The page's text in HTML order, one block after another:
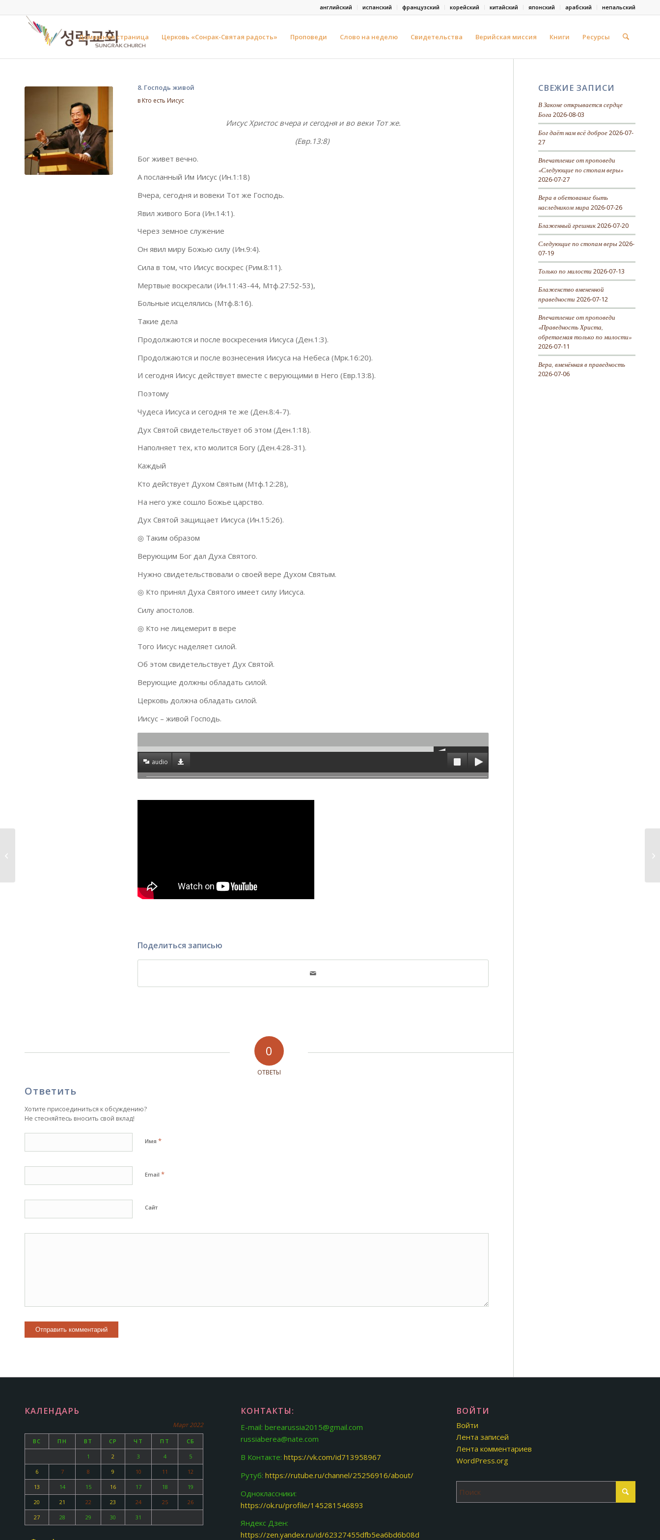
английский испанский французский корейский китайский японский арабский непальский
Домашняя страница Церковь «Сонрак-Святая радость» Проповеди Слово на неделю Свидетельства Верийская миссия Книги Ресурсы
8. Господь живой
в Кто есть Иисус
Иисус Христосвчера и сегодня и во веки Тотже.
(Евр.13:8)
Бог живет вечно.
А посланный Им Иисус (Ин.1:18)
Вчера, сегодня и вовеки Тот же Господь.
Явил живого Бога (Ин.14:1).
Через земное служение
Он явил миру Божью силу (Ин.9:4).
Сила в том, что Иисус воскрес (Рим.8:11).
Мертвые воскресали (Ин.11:43-44, Мтф.27:52-53),
Больные исцелялись (Мтф.8:16).
Такие дела
Продолжаются и после воскресения Иисуса (Ден.1:3).
Продолжаются и после вознесения Иисуса на Небеса (Мрк.16:20).
И сегодня Иисус действует вместе с верующими в Него (Евр.13:8).
Поэтому
Чудеса Иисуса и сегодня те же (Ден.8:4-7).
Дух Святой свидетельствует об этом (Ден.1:18).
Наполняет тех, кто молится Богу (Ден.4:28-31).
Каждый
Кто действует Духом Святым (Мтф.12:28),
На него уже сошло Божье царство.
Дух Святой защищает Иисуса (Ин.15:26).
◎ Таким образом
Верующим Бог дал Духа Святого.
Нужно свидетельствовали о своей вере Духом Святым.
◎ Кто принял Духа Святого имеет силу Иисуса.
Силу апостолов.
◎ Кто не лицемерит в вере
Того Иисус наделяет силой.
Об этом свидетельствует Дух Святой.
Верующие должны обладать силой.
Церковь должна обладать силой.
Иисус – живой Господь.
audio
Поделиться записью
0
ОТВЕТЫ
Ответить
Хотите присоединиться к обсуждению?
Не стесняйтесь вносить свой вклад!
Имя *
Email *
Сайт
СВЕЖИЕ ЗАПИСИ
В Законе открывается сердце
Бога 2026-08-03
Бог даёт нам всё доброе2026-07-
27
Впечатление от проповеди
«Следующие по стопам веры»
2026-07-27
Вера в обетование быть
наследником мира 2026-07-26
Блаженный грешник2026-07-20
Следующие по стопам веры2026-
07-19
Только по милости 2026-07-13
Блаженство вмененной
праведности 2026-07-12
Впечатление от проповеди
«Праведность Христа,
обретаемая только по милости»
2026-07-11
Вера, вменённая в праведность
2026-07-06
КАЛЕНДАРЬ
Март 2022
ВС ПН ВТ СР ЧТ ПТ СБ
1 2 3 4 5
6 7 8 9 10 11 12
13 14 15 16 17 18 19
20 21 22 23 24 25 26
27 28 29 30 31
КОНТАКТЫ:
E-mail: berearussia2015@gmail.com
russiaberea@nate.com
В Контакте: https://vk.com/id713958967
Рутуб: https://rutube.ru/channel/25256916/about/
Одноклассники:
https://ok.ru/profile/145281546893
Яндекс Дзен:
https://zen.yandex.ru/id/62327455dfb5ea6bd6b08d31
ВОЙТИ
Войти
Лента записей
Лента комментариев
WordPress.org